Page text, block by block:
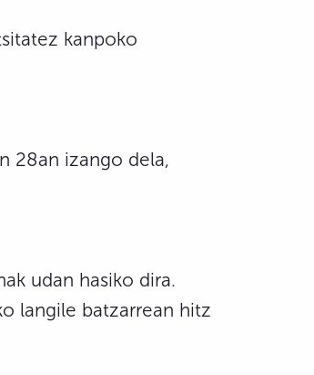
kanpoko
28an izango dela,
udan hasiko dira.
langile batzarrean hitz